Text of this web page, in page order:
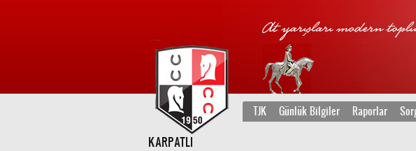
TJK Günlük Bilgiler Raporlar
KARPATLI